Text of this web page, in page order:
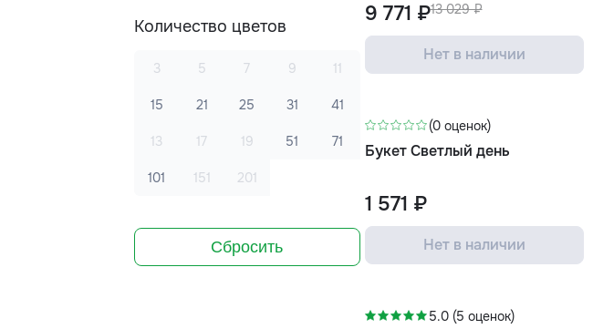
Количество цветов
3 5 7 9 11
15 21 25 31 41
13 17 19 51 71
101 151 201
Сбросить
13 029 ₽
9 771 ₽
Нет в наличии
(0 оценок)
Букет Светлый день
1 571 ₽
Нет в наличии
5.0 (5 оценок)